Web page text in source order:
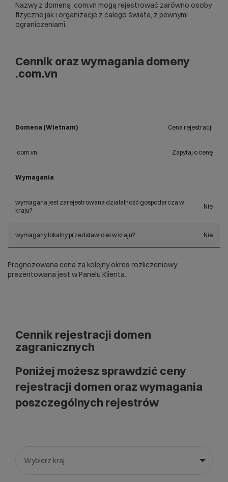
Nazwy z domeną .com.vn mogą rejestrować zarówno osoby
fizyczne jak i organizacje z całego świata, z pewnymi
ograniczeniami.
Cennik oraz wymagania domeny
.com.vn
Domena (Wietnam) Cena rejestracji
.com.vn Zapytaj o cenę
Wymagania
wymagana jest zarejestrowana działalność gospodarcza w
kraju?
Nie
wymagany lokalny przedstawiciel w kraju? Nie
Prognozowana cena za kolejny okres rozliczeniowy
prezentowana jest w Panelu Klienta.
Cennik rejestracji domen
zagranicznych
Poniżej możesz sprawdzić ceny
rejestracji domen oraz wymagania
poszczególnych rejestrów
Wybierz kraj